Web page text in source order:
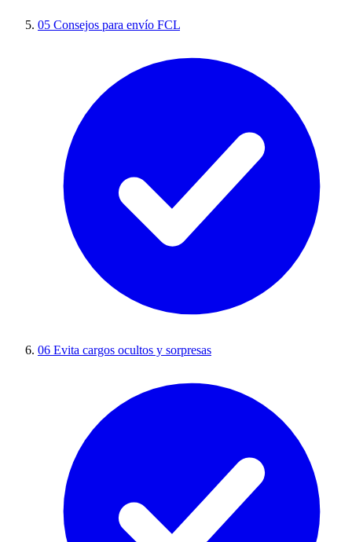
05 Consejos para envío FCL
06 Evita cargos ocultos y sorpresas